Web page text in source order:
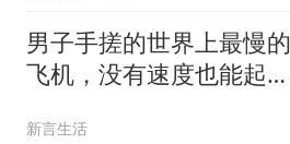
男子手搓的世界上最慢的
飞机，没有速度也能起
新言生活